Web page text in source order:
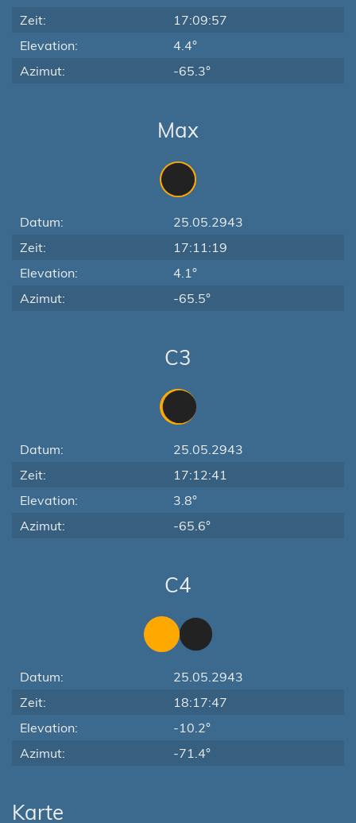
Zeit:
17:09:57
Elevation:
4.4°
Azimut:
-65.3°
Max
Datum:
25.05.2943
Zeit:
17:11:19
Elevation:
4.1°
Azimut:
-65.5°
C3
Datum:
25.05.2943
Zeit:
17:12:41
Elevation:
3.8°
Azimut:
-65.6°
C4
Datum:
25.05.2943
Zeit:
18:17:47
Elevation:
-10.2°
Azimut:
-71.4°
Karte